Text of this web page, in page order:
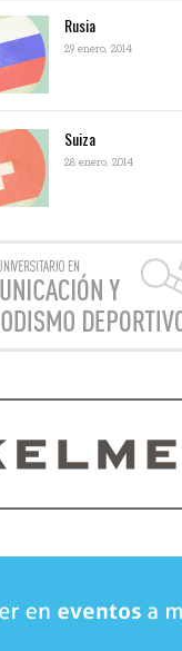
Rusia
29 enero, 2014
Suiza
28 enero, 2014